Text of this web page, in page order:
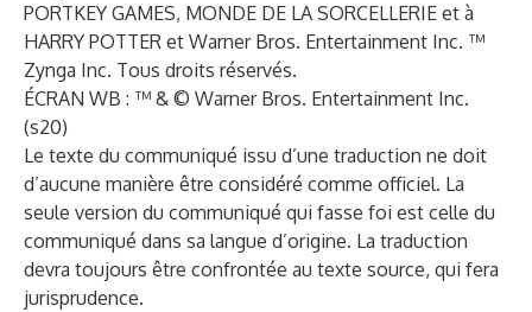
PORTKEY GAMES, MONDE DE LA SORCELLERIE et à
HARRY POTTER et Warner Bros. Entertainment Inc. ™
Zynga Inc. Tous droits réservés.
ÉCRAN WB : ™ & © Warner Bros. Entertainment Inc.
(s20)
Le texte du communiqué issu d’une traduction ne doit
d’aucune manière être considéré comme officiel. La
seule version du communiqué qui fasse foi est celle du
communiqué dans sa langue d’origine. La traduction
devra toujours être confrontée au texte source, qui fera
jurisprudence.